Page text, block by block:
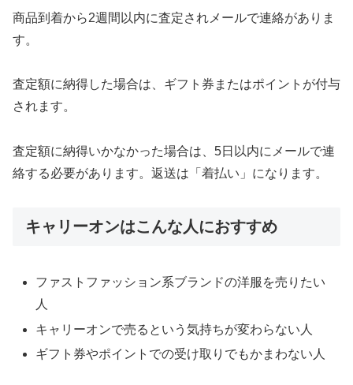
商品到着から2週間以内に査定されメールで連絡がありま
す。
査定額に納得した場合は、ギフト券またはポイントが付与
されます。
査定額に納得いかなかった場合は、5日以内にメールで連
絡する必要があります。返送は「着払い」になります。
キャリーオンはこんな人におすすめ
ファストファッション系ブランドの洋服を売りたい
人
キャリーオンで売るという気持ちが変わらない人
ギフト券やポイントでの受け取りでもかまわない人